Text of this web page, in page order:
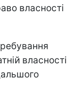
власності
власності